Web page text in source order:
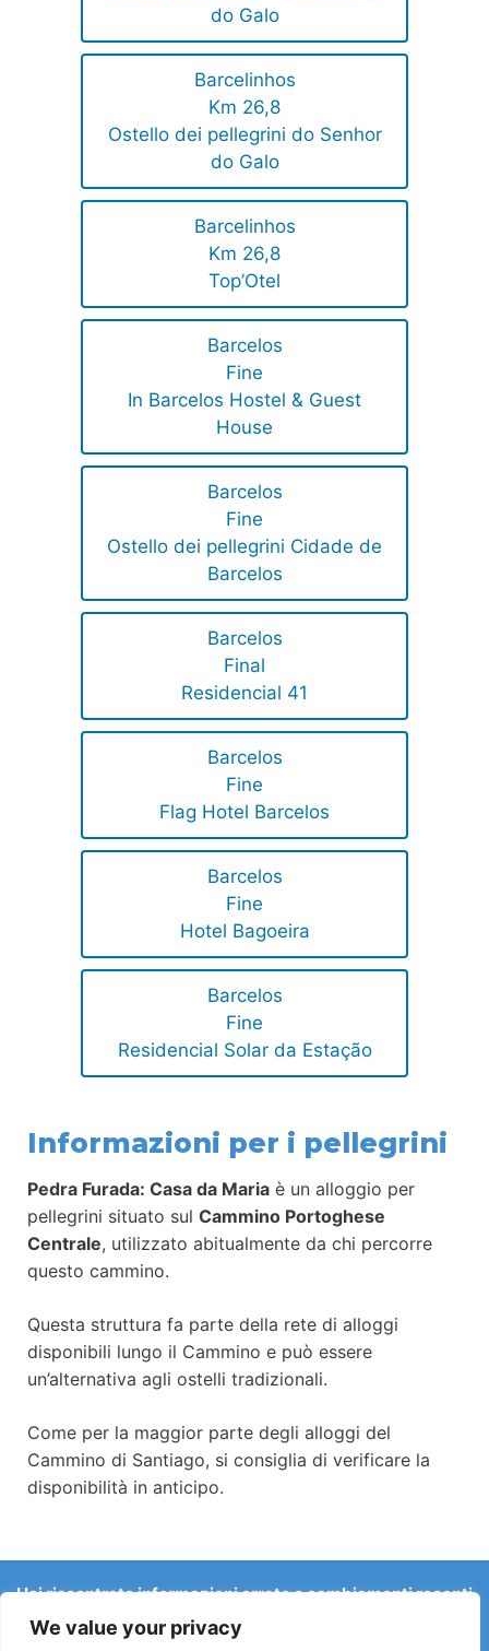
We value your privacy
do Galo
Barcelinhos
Km 26,8
Ostello dei pellegrini do Senhor
do Galo
Barcelinhos
Km 26,8
Top’Otel
Barcelos
Fine
In Barcelos Hostel & Guest
House
Barcelos
Fine
Ostello dei pellegrini Cidade de
Barcelos
Barcelos
Final
Residencial 41
Barcelos
Fine
Flag Hotel Barcelos
Barcelos
Fine
Hotel Bagoeira
Barcelos
Fine
Residencial Solar da Estação
Informazioni per i pellegrini
Pedra Furada: Casa da Maria è un alloggio per
pellegrini situato sul Cammino Portoghese
Centrale, utilizzato abitualmente da chi percorre
questo cammino.
Questa struttura fa parte della rete di alloggi
disponibili lungo il Cammino e può essere
un’alternativa agli ostelli tradizionali.
Come per la maggior parte degli alloggi del
Cammino di Santiago, si consiglia di verificare la
disponibilità in anticipo.
Hai riscontrato informazioni errate o cambiamenti recenti
Le segnalazioni su ostelli chiusi, allagamenti, deviazioni,